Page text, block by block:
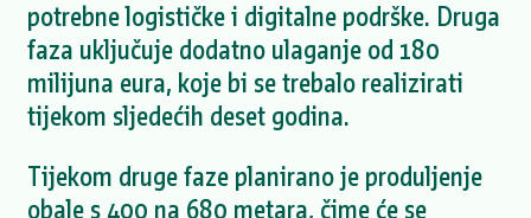
potrebne logističke i digitalne podrške. Druga
faza uključuje dodatno ulaganje od 180
milijuna eura, koje bi se trebalo realizirati
tijekom sljedećih deset godina.
Tijekom druge faze planirano je produljenje
obale s 400 na 680 metara, čime će se